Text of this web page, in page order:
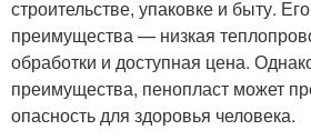
строительстве, упаковке и быту.
преимущества — низкая
обработки и доступная цена.
преимущества, пенопласт может
опасность для здоровья человека.